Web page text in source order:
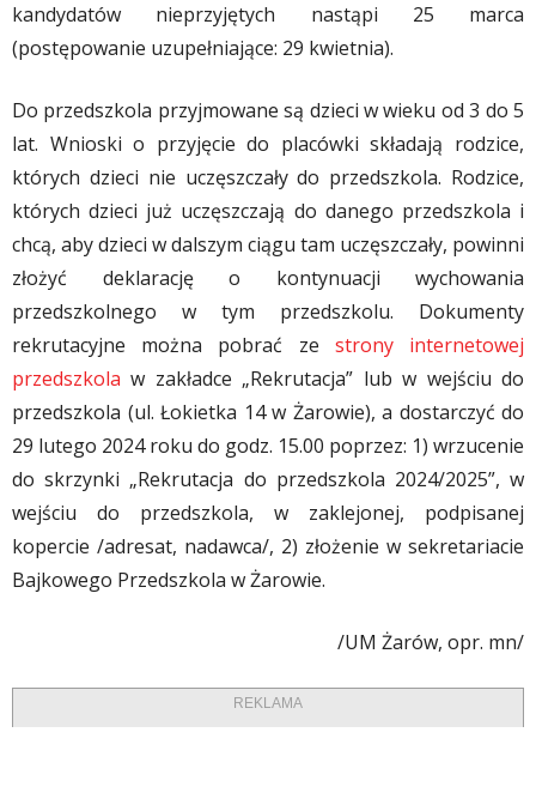
kandydatów nieprzyjętych nastąpi 25 marca
(postępowanie uzupełniające: 29 kwietnia).
Do przedszkola przyjmowane są dzieci w wieku od 3 do 5
lat. Wnioski o przyjęcie do placówki składają rodzice,
których dzieci nie uczęszczały do przedszkola. Rodzice,
których dzieci już uczęszczają do danego przedszkola i
chcą, aby dzieci w dalszym ciągu tam uczęszczały, powinni
złożyć deklarację o kontynuacji wychowania
przedszkolnego w tym przedszkolu. Dokumenty
rekrutacyjne można pobrać ze strony internetowej
przedszkola w zakładce „Rekrutacja” lub w wejściu do
przedszkola (ul. Łokietka 14 w Żarowie), a dostarczyć do
29 lutego 2024 roku do godz. 15.00 poprzez: 1) wrzucenie
do skrzynki „Rekrutacja do przedszkola 2024/2025”, w
wejściu do przedszkola, w zaklejonej, podpisanej
kopercie /adresat, nadawca/, 2) złożenie w sekretariacie
Bajkowego Przedszkola w Żarowie.
/UM Żarów, opr. mn/
REKLAMA